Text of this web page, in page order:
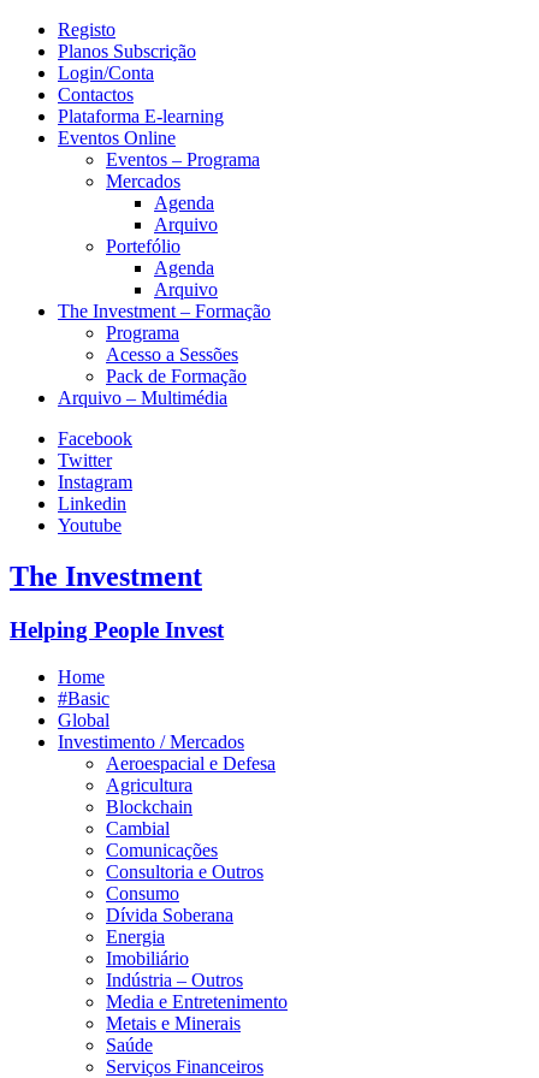
Registo
Planos Subscrição
Login/Conta
Contactos
Plataforma E-learning
Eventos Online
Eventos – Programa
Mercados
Agenda
Arquivo
Portefólio
Agenda
Arquivo
The Investment – Formação
Programa
Acesso a Sessões
Pack de Formação
Arquivo – Multimédia
Facebook
Twitter
Instagram
Linkedin
Youtube
The Investment
Helping People Invest
Home
#Basic
Global
Investimento / Mercados
Aeroespacial e Defesa
Agricultura
Blockchain
Cambial
Comunicações
Consultoria e Outros
Consumo
Dívida Soberana
Energia
Imobiliário
Indústria – Outros
Media e Entretenimento
Metais e Minerais
Saúde
Serviços Financeiros